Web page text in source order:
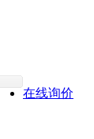
在线询价